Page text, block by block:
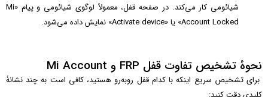
شیائومی کار می‌کند. در صفحه قفل، معمولاً لوگوی شیائومی و پیام «Mi
Account Locked» یا «Activate device» نمایش داده می‌شود.
نحوهٔ تشخیص تفاوت قفل FRP و Mi Account
برای تشخیص سریع اینکه با کدام قفل روبه‌رو هستید، کافی است به چند نشانهٔ